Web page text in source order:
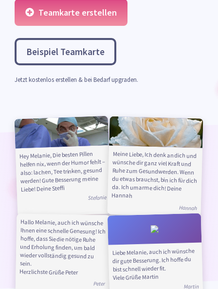
Teamkarte erstellen
Beispiel Teamkarte
Jetzt kostenlos erstellen & bei Bedarf upgraden.
Hey Melanie, Die besten Pillen
helfen nix, wenn der Humor fehlt –
also: lachen, Tee trinken, gesund
werden! Gute Besserung meine
Liebe! Deine Steffi
Stefanie
Meine Liebe, Ich denk an dich und
wünsche dir ganz viel Kraft und
Ruhe zum Gesundwerden. Wenn
du etwas brauchst, bin ich für dich
da. Ich umarme dich! Deine
Hannah
Hannah
Hallo Melanie, auch ich wünsche
Ihnen eine schnelle Genesung! Ich
hoffe, dass Sie die nötige Ruhe
und Erholung finden, um bald
wieder vollständig gesund zu
sein.
Herzlichste Grüße Peter
Peter
Liebe Melanie, auch ich wünsche
dir gute Besserung. Ich hoffe du
bist schnell wieder fit.
Viele Grüße Martin
Martin